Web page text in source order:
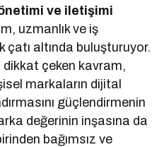
ve iletişimi
uzmanlık ve iş
altında buluşturuyor.
dikkat çeken kavram,
markaların dijital
güçlendirmenin
değerinin inşasına da
bağımsız ve